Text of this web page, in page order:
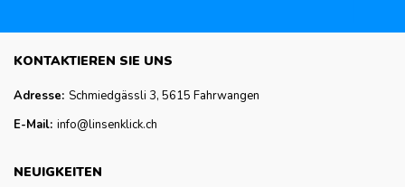
KONTAKTIEREN SIE UNS
Adresse: Schmiedgässli 3, 5615 Fahrwangen
E-Mail: info@linsenklick.ch
NEUIGKEITEN